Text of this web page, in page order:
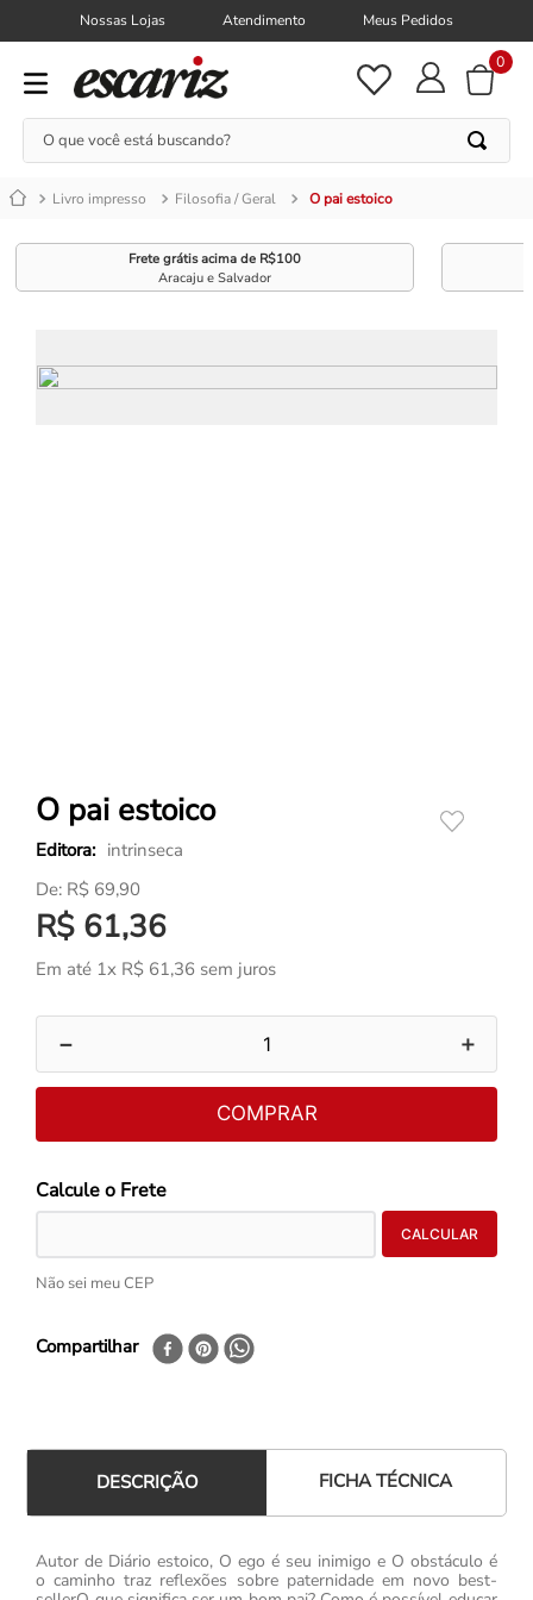
Nossas Lojas Atendimento Meus Pedidos
0
O que você está buscando?
Livro impresso Filosofia / Geral O pai estoico
Frete grátis acima de R$100
Aracaju e Salvador
O pai estoico
intrinseca
R$ 69,90
R$ 61,36
Em até 1x R$ 61,36 sem juros
＋
－
COMPRAR
Não sei meu CEP
Compartilhar
DESCRIÇÃO FICHA TÉCNICA
Autor de Diário estoico, O ego é seu inimigo e O obstáculo é
o caminho traz reflexões sobre paternidade em novo best-